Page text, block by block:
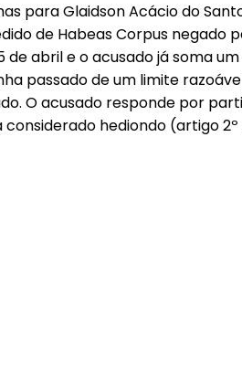
para Glaidson Acácio do
de Habeas Corpus negado
de abril e o acusado já soma
passado de um limite
O acusado responde por
considerado hediondo (artigo